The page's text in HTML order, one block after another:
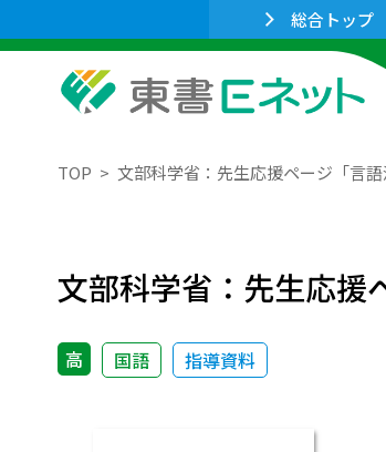
総合トップ
TOP 文部科学省：先生応援ページ「言
文部科学省：先生応援
高 国語 指導資料